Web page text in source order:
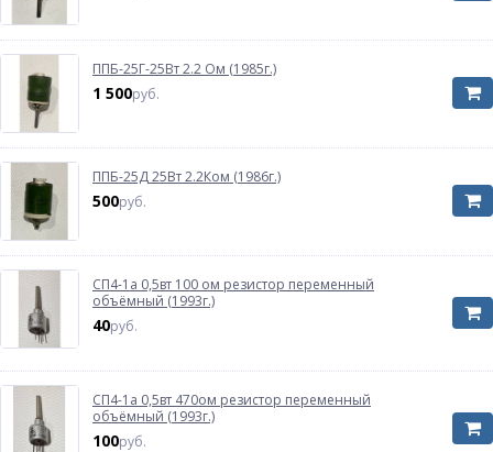
ППБ-25Г-25Вт 2.2 Ом (1985г.)
1 500руб.
ППБ-25Д 25Вт 2.2Ком (1986г.)
500руб.
СП4-1а 0,5вт 100 ом резистор переменный
объёмный (1993г.)
40руб.
СП4-1а 0,5вт 470ом резистор переменный
объёмный (1993г.)
100руб.